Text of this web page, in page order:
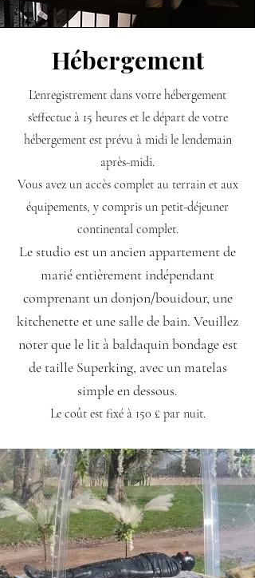
Hébergement
L'enregistrement dans votre hébergement
s'effectue à 15 heures et le départ de votre
hébergement est prévu à midi le lendemain
après-midi.
Vous avez un accès complet au terrain et aux
équipements, y compris un petit-déjeuner
continental complet.
Le studio est un ancien appartement de
marié entièrement indépendant
comprenant un donjon/bouidour, une
kitchenette et une salle de bain. Veuillez
noter que le lit à baldaquin bondage est
de taille Superking, avec un matelas
simple en dessous.
Le coût est fixé à 150 £ par nuit.